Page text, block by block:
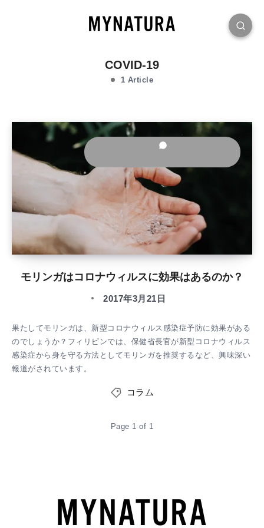
COVID-19
1 Article
モリンガはコロナウィルスに効果はあるのか？
2017年3月21日
果たしてモリンガは、新型コロナウィルス感染症予防に効果がある
のでしょうか？フィリピンでは、保健省長官が新型コロナウィルス
感染症から身を守る方法としてモリンガを推奨するなど、興味深い
報道がされています。
コラム
Page 1 of 1